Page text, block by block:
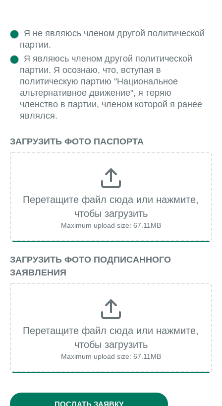
Upload
documents
Я не являюсь членом другой политической
партии.
Я являюсь членом другой политической
партии. Я осознаю, что, вступая в
политическую партию "Национальное
альтернативное движение", я теряю
членство в партии, членом которой я ранее
являлся.
ЗАГРУЗИТЬ ФОТО ПАСПОРТА
Перетащите файл сюда или нажмите,
чтобы загрузить
Maximum upload size: 67.11MB
ЗАГРУЗИТЬ ФОТО ПОДПИСАННОГО
ЗАЯВЛЕНИЯ
Перетащите файл сюда или нажмите,
чтобы загрузить
Maximum upload size: 67.11MB